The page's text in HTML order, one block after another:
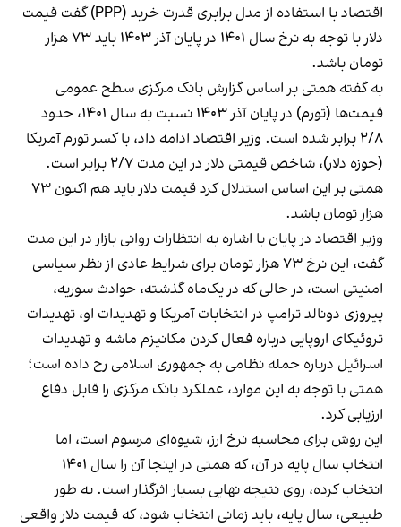
اقتصاد با استفاده از مدل برابری قدرت خرید (PPP) گفت قیمت
دلار با توجه به نرخ سال ۱۴۰۱ در پایان آذر ۱۴۰۳ باید ۷۳ هزار
تومان باشد.
به گفته همتی بر اساس گزارش بانک مرکزی سطح عمومی
قیمت‌ها (تورم) در پایان آذر ۱۴۰۳ نسبت به سال ۱۴۰۱، حدود
۲/۸ برابر شده است. وزیر اقتصاد ادامه داد، با کسر تورم آمریکا
(حوزه دلار)، شاخص قیمتی دلار در این مدت ۲/۷ برابر است.
همتی بر این اساس استدلال کرد قیمت دلار باید هم اکنون ۷۳
هزار تومان باشد.
وزیر اقتصاد در پایان با اشاره به انتظارات روانی بازار در این مدت
گفت، این نرخ ۷۳ هزار تومان برای شرایط عادی از نظر سیاسی
امنیتی است، در حالی که در یک‌ماه گذشته، حوادث سوریه،
پیروزی دونالد ترامپ در انتخابات آمریکا و تهدیدات او، تهدیدات
تروئیکای اروپایی درباره فعال کردن مکانیزم ماشه و تهدیدات
اسرائیل درباره حمله نظامی به جمهوری اسلامی رخ داده است؛
همتی با توجه به این موارد، عملکرد بانک مرکزی را قابل دفاع
ارزیابی کرد.
این روش برای محاسبه نرخ ارز، شیوه‌ای مرسوم است، اما
انتخاب سال پایه در آن، که همتی در اینجا آن را سال ۱۴۰۱
انتخاب کرده، روی نتیجه نهایی بسیار اثرگذار است. به طور
طبیعی، سال پایه، باید زمانی انتخاب شود، که قیمت دلار واقعی